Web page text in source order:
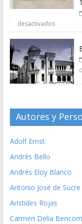
desactivados
Autores y
Adolf Ernst
Andrés Bello
Andrés Eloy Blanco
Antonio José de Sucre
Aristides Rojas
Carmen Delia